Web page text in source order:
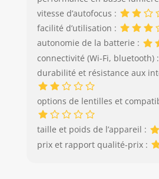
Wifi.
HD
1920
Taille
475
vitesse d’autofocus :
facilité d’utilisation :
autonomie de la batterie :
connectivité (Wi-Fi, bluetooth) :
durabilité et résistance aux
options de lentilles et
taille et poids de l’appareil :
prix et rapport qualité-prix :